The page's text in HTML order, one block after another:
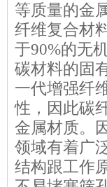
等质量的金
纤维复合材
于90%的无
碳材料的固
一代增强纤
性，因此碳
金属材质。
领域有着广
结构跟工作